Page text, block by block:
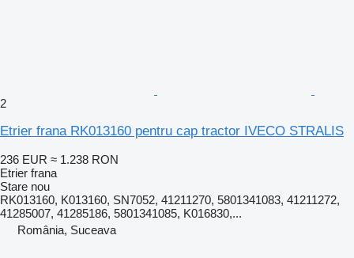
2
Etrier frana RK013160 pentru cap tractor IVECO STRALIS
236 EUR ≈ 1.238 RON
Etrier frana
Stare nou
RK013160, K013160, SN7052, 41211270, 5801341083, 41211272,
41285007, 41285186, 5801341085, K016830,...
România, Suceava